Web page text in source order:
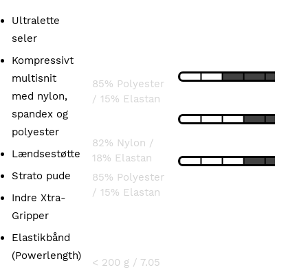
Ultralette
seler
Kompressivt
multisnit
med nylon,
spandex og
polyester
Lændsestøtte
Strato pude
Indre Xtra-
Gripper
Elastikbånd
(Powerlength)
85% Polyester
/ 15% Elastan
82% Nylon /
18% Elastan
85% Polyester
/ 15% Elastan
< 200 g / 7.05